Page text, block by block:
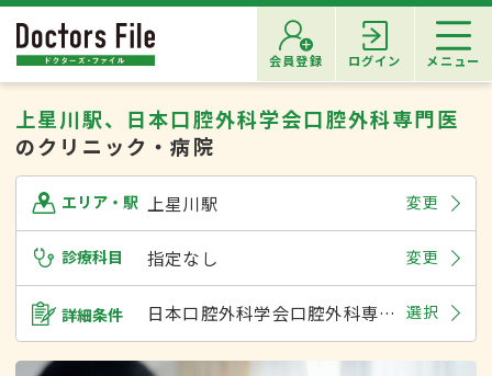
会員登録 ログイン メニュー
上星川駅、日本口腔外科学会口腔外科専門医
のクリニック・病院
エリア・駅 上星川駅 変更
診療科目 指定なし 変更
詳細条件 日本口腔外科学会口腔外科専門医 選択